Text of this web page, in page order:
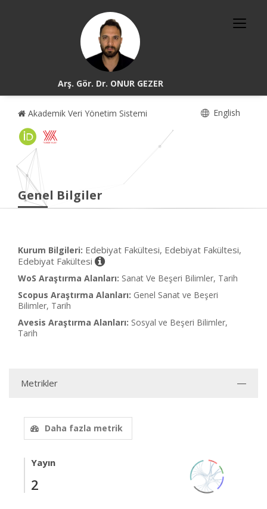
Arş. Gör. Dr. ONUR GEZER
Akademik Veri Yönetim Sistemi English
Genel Bilgiler
Kurum Bilgileri: Edebiyat Fakültesi, Edebiyat Fakültesi,
Edebiyat Fakültesi
WoS Araştırma Alanları: Sanat Ve Beşeri Bilimler, Tarih
Scopus Araştırma Alanları: Genel Sanat ve Beşeri
Bilimler, Tarih
Avesis Araştırma Alanları: Sosyal ve Beşeri Bilimler,
Tarih
Metrikler
Daha fazla metrik
Yayın
2